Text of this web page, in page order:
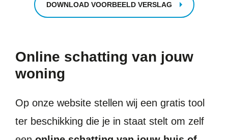
DOWNLOAD VOORBEELD VERSLAG
Online schatting van jouw
woning
Op onze website stellen wij een gratis tool
ter beschikking die je in staat stelt om zelf